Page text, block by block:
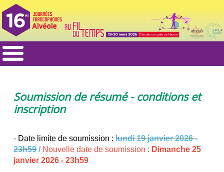
Soumission de résumé - conditions et
inscription
- Date limite de soumission :lundi 19 janvier 2026 -
23h59/ Nouvelle date de soumission : Dimanche 25
janvier 2026 - 23h59